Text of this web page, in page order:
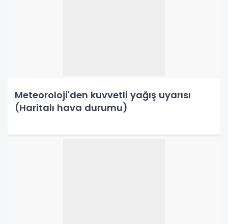
Meteoroloji'den kuvvetli yağış uyarısı
(Haritalı hava durumu)